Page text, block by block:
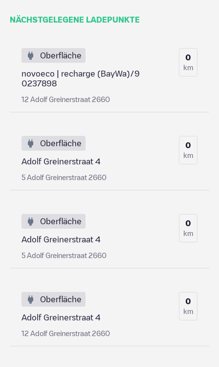
NÄCHSTGELEGENE LADEPUNKTE
Oberfläche
novoeco | recharge (BayWa)/9
0237898
12 Adolf Greinerstraat 2660
0
km
Oberfläche
Adolf Greinerstraat 4
5 Adolf Greinerstraat 2660
0
km
Oberfläche
Adolf Greinerstraat 4
5 Adolf Greinerstraat 2660
0
km
Oberfläche
Adolf Greinerstraat 4
12 Adolf Greinerstraat 2660
0
km